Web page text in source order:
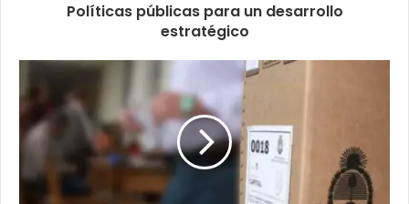
Políticas públicas para un desarrollo
estratégico